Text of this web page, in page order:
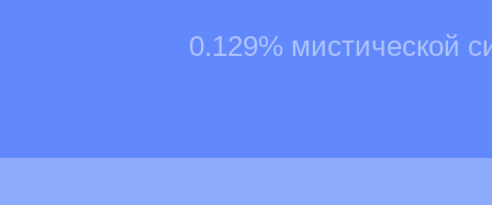
0.129% мистической